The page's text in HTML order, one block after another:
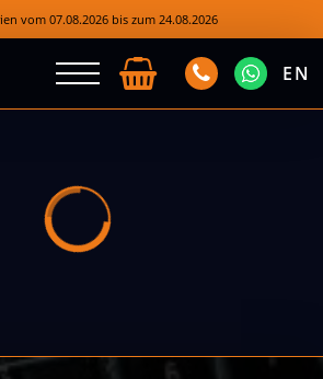
vom 07.08.2026 bis zum 24.08.2026
EN